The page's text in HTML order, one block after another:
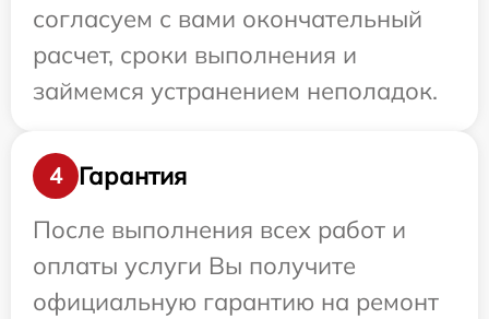
согласуем с вами окончательный
расчет, сроки выполнения и
займемся устранением неполадок.
4
Гарантия
После выполнения всех работ и
оплаты услуги Вы получите
официальную гарантию на ремонт